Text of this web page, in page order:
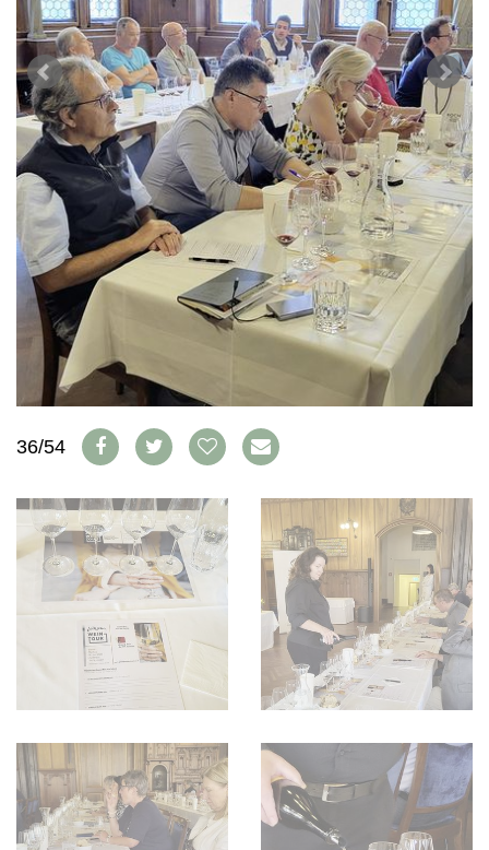
ABO
AUSGABE
ARCHIV
VORTEILSWELT
BÜCHER
WEINSZENE
PORTRAITS
VINOPHILES
ARCHIV
ANMELDEN
AWARDS
GEWINNSPIELE
VORTEILSWELT
TRINKREIFETABELLE
ABO
WEINSUCHE
NEWSLETTER
WINE TRADE CLUB
REDAKTION
JOBS
WERBUNG
PRESSE
IMPRESSUM
AGB & DATENSCHUTZ
36/54